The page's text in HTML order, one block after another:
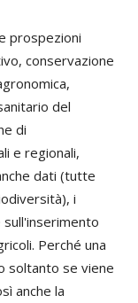
prospezioni
conservazione
del
di
e regionali,
dati (tutte
i
Perché una
soltanto se viene
anche la